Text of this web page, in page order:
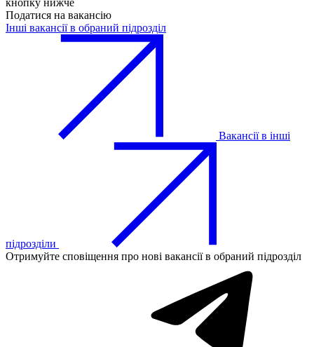
кнопку нижче
Податися на вакансію
Інші вакансії в обраний підрозділ
Вакансії в інші
підрозділи
Отримуйте сповіщення про нові вакансії в обраний підрозділ